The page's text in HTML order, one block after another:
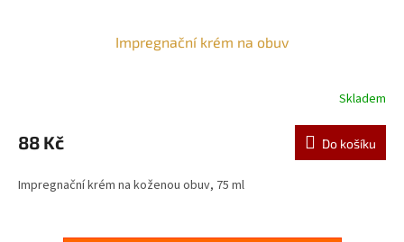
Impregnační krém na obuv
Skladem
88 Kč Do košíku
Impregnační krém na koženou obuv, 75 ml